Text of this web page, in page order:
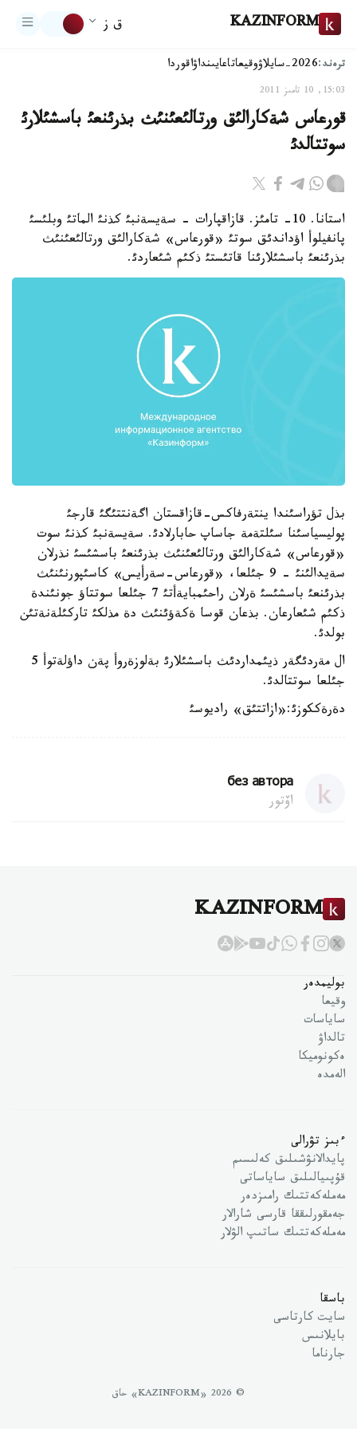
KAZINFORM ق ز
ترەند:2026-سايلاۋ وقيعاتاعايىنداۋاقوردا
15:03, 10 تامىز 2011
قورعاس شةكارالئق ورتالئعئنئث بذرئنعئ باسشئلارئ
سوتتالدئ
استانا. 10- تامئز. قازاقپارات - سةيسةنبئ كذنئ الماتئ وبلئسئ
پانفيلوأ اؤداندئق سوتئ «قورعاس» شةكارالئق ورتالئعئنئث
بذرئنعئ باسشئلارئنا قاتئستئ ذكئم شئعاردئ.
بذل تؤراسئندا ينتةرفاكس-قازاقستان اگةنتتئگئ قارجئ
پوليسياسئنا سئلتةمة جاساپ حابارلادئ. سةيسةنبئ كذنئ سوت
«قورعاس» شةكارالئق ورتالئعئنئث بذرئنعئ باسشئسئ نذرلان
سةيدالئنئ - 9 جئلعا، «قورعاس-سةرأيس» كاسئپورنئنئث
بذرئنعئ باسشئسئ ةرلان راحئمبايةأتئ 7 جئلعا سوتتاؤ جونئندة
ذكئم شئعارعان. بذعان قوسا ةكةؤئنئث دة مذلكئ تاركئلةنةتئن
بولدئ.
ال مةردئگةر ذيئمداردئث باسشئلارئ بةلوزةروأ پةن داؤلةتوأ 5
جئلعا سوتتالدئ.
دةرةككوزئ:«ازاتتئق» راديوسئ
без автора
اۆتور
KAZINFORM
بوليمدەر
وقيعا
ساياسات
تالداۋ
ەكونوميكا
الەمدە
ءبىز تۋرالى
پايدالانۋشىلىق كەلىسىم
قۇپىيالىلىق ساياساتى
مەملەكەتتىك رامىزدەر
جەمقورلىققا قارسى شارالار
مەملەكەتتىك ساتىپ الۋلار
باسقا
سايت كارتاسى
بايلانىس
جارناما
© 2026 «KAZINFORM» حاق